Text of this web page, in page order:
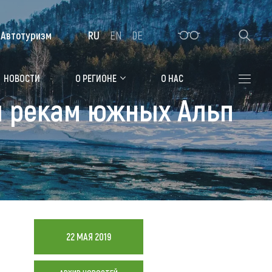
Алтайская зимовка
Где остановиться
Санатории
Гостиницы, отели
Коттеджи, базы
Мотели, придорожные отели
НОВОСТИ О РЕГИОНЕ О НАС
Автотуризм RU EN DE
рекам южных Альп
22 МАЯ 2019